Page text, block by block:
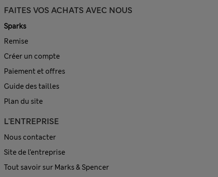
FAITES VOS ACHATS AVEC NOUS
Sparks
Remise
Créer un compte
Paiement et offres
Guide des tailles
Plan du site
L'ENTREPRISE
Nous contacter
Site de l’entreprise
Tout savoir sur Marks & Spencer